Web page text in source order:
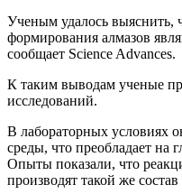
Ученым удалось выяснить,
формирования алмазов
сообщает Science Advances.
К таким выводам ученые
исследований.
В лабораторных условиях
среды, что преобладает на
Опыты показали, что
производят такой же